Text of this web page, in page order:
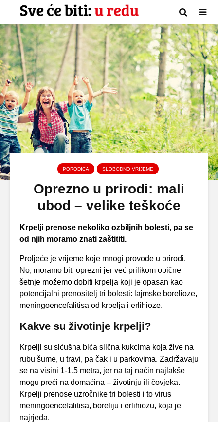
PORODICA SLOBODNO VRIJEME
Oprezno u prirodi: mali
ubod – velike teškoće
Krpelji prenose nekoliko ozbiljnih bolesti, pa se
od njih moramo znati zaštititi.
Proljeće je vrijeme koje mnogi provode u prirodi.
No, moramo biti oprezni jer već prilikom obične
šetnje možemo dobiti krpelja koji je opasan kao
potencijalni prenositelj tri bolesti: lajmske borelioze,
meningoencefalitisa od krpelja i erlihioze.
Kakve su životinje krpelji?
Krpelji su sićušna bića slična kukcima koja žive na
rubu šume, u travi, pa čak i u parkovima. Zadržavaju
se na visini 1-1,5 metra, jer na taj način najlakše
mogu preći na domaćina – životinju ili čovjeka.
Krpelji prenose uzročnike tri bolesti i to virus
meningoencefalitisa, boreliju i erlihiozu, koja je
najrjeđa.